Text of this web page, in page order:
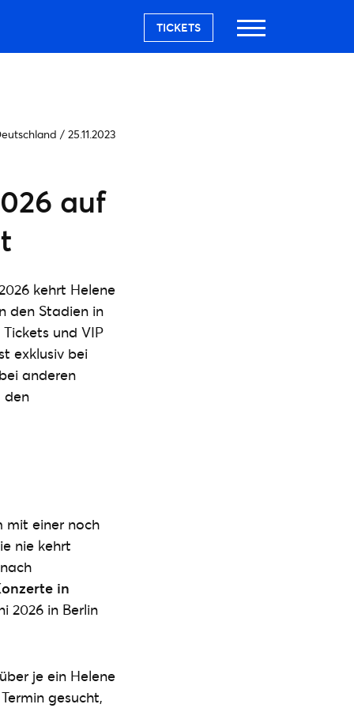
TICKETS
/ 25.11.2023
auf
kehrt Helene
den Stadien in
und VIP
exklusiv bei
anderen
den
mit einer noch
nie kehrt
in
2026 in Berlin
je ein Helene
gesucht,